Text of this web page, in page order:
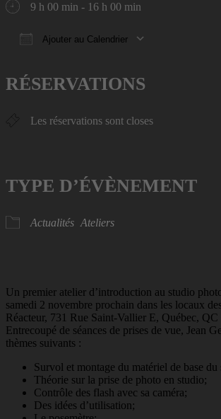
9 h 00 min - 16 h 00 min
Ajouter au Calendrier
RÉSERVATIONS
Les réservations sont closes
TYPE D’ÉVÈNEMENT
Actualités Ateliers
Un premier atelier d’introduction au studio
samedi 2 novembre prochain dans les locaux
Réacteur, 731 Rue Saint-Vallier E, Québec,
Entrecoupé de séances de prises de vue, Jean
thèmes suivants :
Survol et montage du matériel de base du
Théorie sur la prise de photo en studio;
Contrôle des flash avec sa caméra;
Des idées d’utilisation;